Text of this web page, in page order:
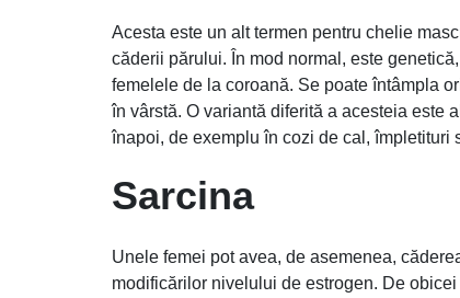
Acesta este un alt termen pentru chelie
căderii părului. În mod normal, este
femelele de la coroană. Se poate întâmpla
în vârstă. O variantă diferită a acesteia este
înapoi, de exemplu în cozi de cal, împletituri
Sarcina
Unele femei pot avea, de asemenea,
modificărilor nivelului de estrogen. De